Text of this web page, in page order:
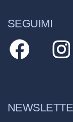
SEGUIMI